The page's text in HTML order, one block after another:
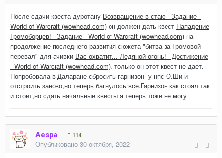
После сдачи квеста дуротану Возвращение в стаю - Задание -
World of Warcraft (wowhead.com) он должен дать квест Нападение
Громоборцев! - Задание - World of Warcraft (wowhead.com) на
продолжение последнего развития сюжета "битва за Громовой
перевал" для ачивки Вас охватит... Ледяной огонь! - Достижение
- World of Warcraft (wowhead.com). только он этот квест не дает.
Попробовала в Даларане сбросить гарнизон у нпс О.Ши и
отстроить заново,но теперь багнулось все.Гарнизон как стоял так
и стоит,но сдать начальные квесты я теперь тоже не могу
Aespa 114
Опубликовано 30 октября, 2022